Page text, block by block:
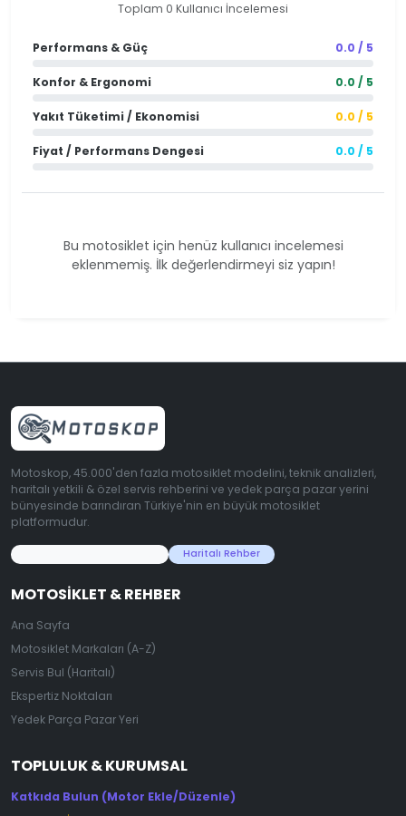
Toplam 0 Kullanıcı İncelemesi
Performans & Güç 0.0 / 5
Konfor & Ergonomi 0.0 / 5
Yakıt Tüketimi / Ekonomisi 0.0 / 5
Fiyat / Performans Dengesi 0.0 / 5
Bu motosiklet için henüz kullanıcı incelemesi
eklenmemiş. İlk değerlendirmeyi siz yapın!
Motoskop, 45.000'den fazla motosiklet modelini, teknik analizleri,
haritalı yetkili & özel servis rehberini ve yedek parça pazar yerini
bünyesinde barındıran Türkiye'nin en büyük motosiklet
platformudur.
Haritalı Rehber
MOTOSIKLET & REHBER
Ana Sayfa
Motosiklet Markaları (A-Z)
Servis Bul (Haritalı)
Ekspertiz Noktaları
Yedek Parça Pazar Yeri
TOPLULUK & KURUMSAL
Katkıda Bulun (Motor Ekle/Düzenle)